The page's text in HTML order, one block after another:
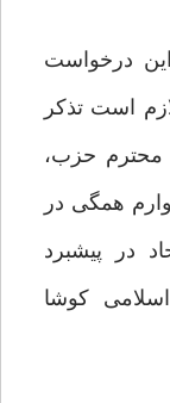
درخواست
است تذکر
حزب،
همگی در
در پیشبرد
کوشا